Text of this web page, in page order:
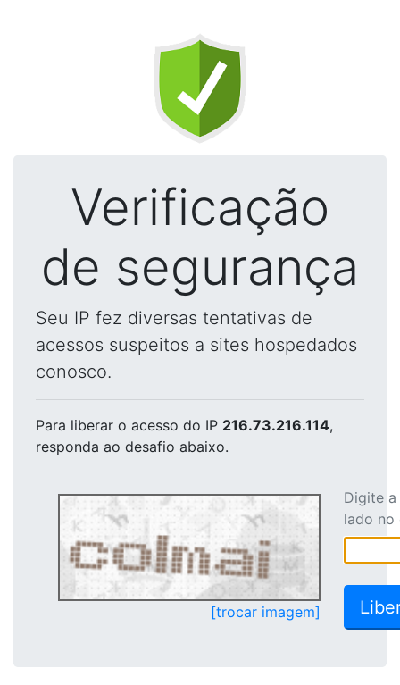
Verificação
de segurança
Seu IP fez diversas tentativas de
acessos suspeitos a sites hospedados
conosco.
Para liberar o acesso do IP 216.73.216.114,
responda ao desafio abaixo.
[trocar imagem]
Digite
lado no